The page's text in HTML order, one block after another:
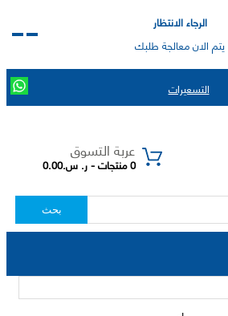
الرجاء الانتظار
يتم الان معالجة طلبك
التسعيرات
عربة التسوق
0 منتجات - ر. س.0.00
بحث